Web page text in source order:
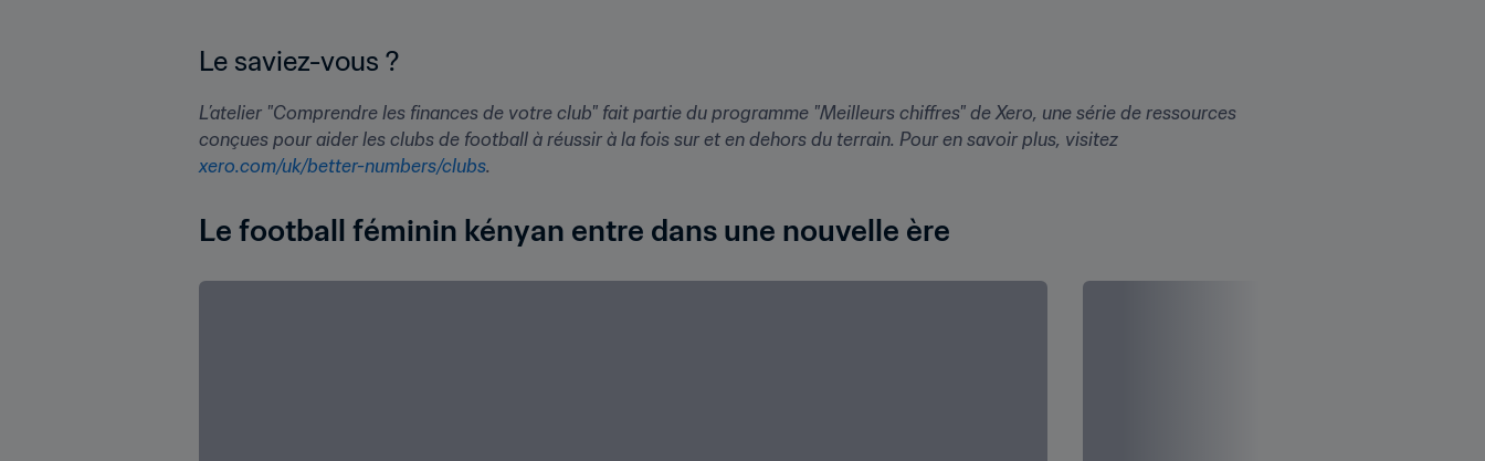
Le saviez-vous ?
L’atelier "Comprendre les finances de votre club" fait partie du programme "Meilleurs chiffres" de Xero, une série de ressources
xero.com/uk/better-numbers/clubs.
Le football féminin kényan entre dans une nouvelle ère